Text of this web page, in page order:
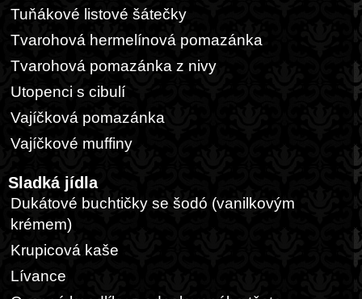
Tuňákové listové šátečky
Tvarohová hermelínová pomazánka
Tvarohová pomazánka z nivy
Utopenci s cibulí
Vajíčková pomazánka
Vajíčkové muffiny
Sladká jídla
Dukátové buchtičky se šodó (vanilkovým
krémem)
Krupicová kaše
Lívance